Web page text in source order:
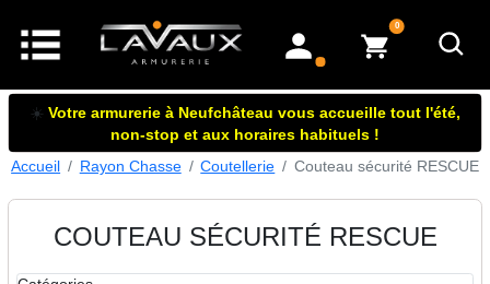
mon compte
0articles dans le panier
☀️ Votre armurerie à Neufchâteau vous accueille tout l'été,
non-stop et aux horaires habituels !
Accueil
Rayon Chasse Coutellerie Couteau sécurité RESCUE
COUTEAU SÉCURITÉ RESCUE